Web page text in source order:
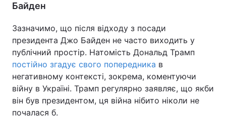
Байден
Зазначимо, що після відходу з посади
президента Джо Байден не часто виходить у
публічний простір. Натомість Дональд Трамп
постійно згадує свого попередника в
негативному контексті, зокрема, коментуючи
війну в Україні. Трамп регулярно заявляє, що якби
він був президентом, ця війна нібито ніколи не
почалася б.